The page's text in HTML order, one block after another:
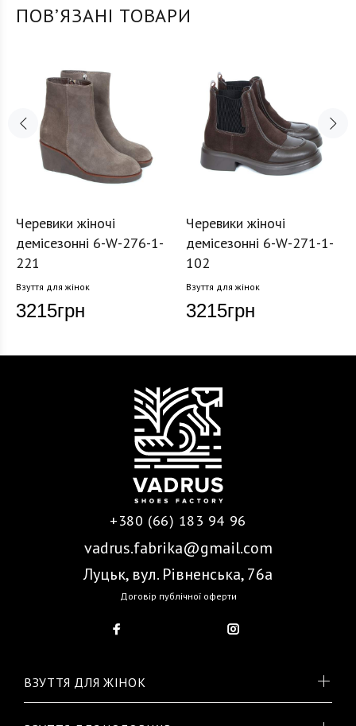
ПОВʼЯЗАНІ ТОВАРИ
Черевики жіночі
демісезонні 6-W-276-1-
221
Взуття для жінок
3215грн
Черевики жіночі
демісезонні 6-W-271-1-
102
Взуття для жінок
3215грн
+380 (66) 183 94 96
vadrus.fabrika@gmail.com
Луцьк, вул. Рівненська, 76а
Договір публічної оферти
ВЗУТТЯ ДЛЯ ЖІНОК